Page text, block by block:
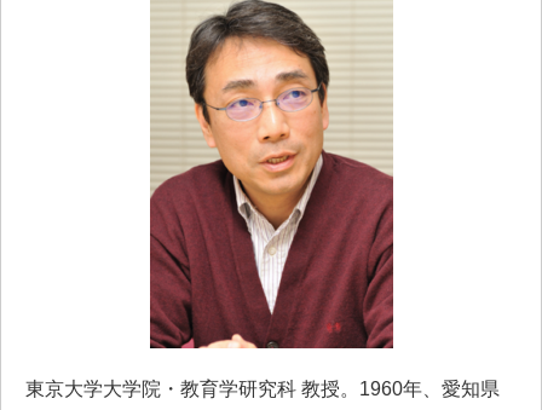
東京大学大学院・教育学研究科 教授。1960年、愛知県